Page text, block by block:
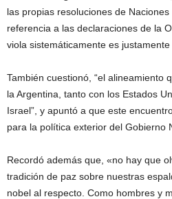
las propias resoluciones de Naciones
referencia a las declaraciones de la
viola sistemáticamente es justamente
También cuestionó, “el alineamiento
la Argentina, tanto con los Estados
Israel”, y apuntó a que este
para la política exterior del Gobierno
Recordó además que, «no hay que
tradición de paz sobre nuestras
nobel al respecto. Como hombres y